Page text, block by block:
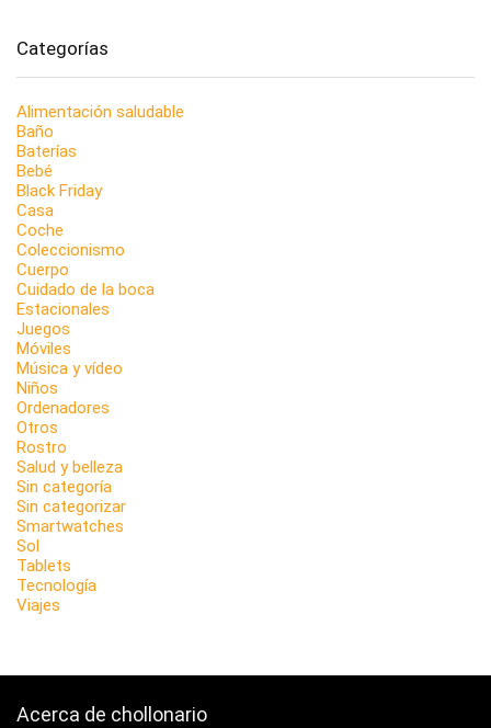
Categorías
Alimentación saludable
Baño
Baterías
Bebé
Black Friday
Casa
Coche
Coleccionismo
Cuerpo
Cuidado de la boca
Estacionales
Juegos
Móviles
Música y vídeo
Niños
Ordenadores
Otros
Rostro
Salud y belleza
Sin categoría
Sin categorizar
Smartwatches
Sol
Tablets
Tecnología
Viajes
Acerca de chollonario